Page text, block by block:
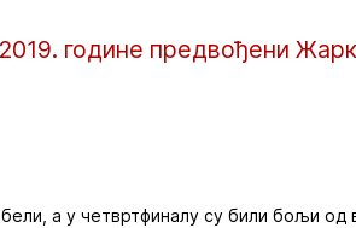
године предвођени
а у четвртфиналу су били бољи